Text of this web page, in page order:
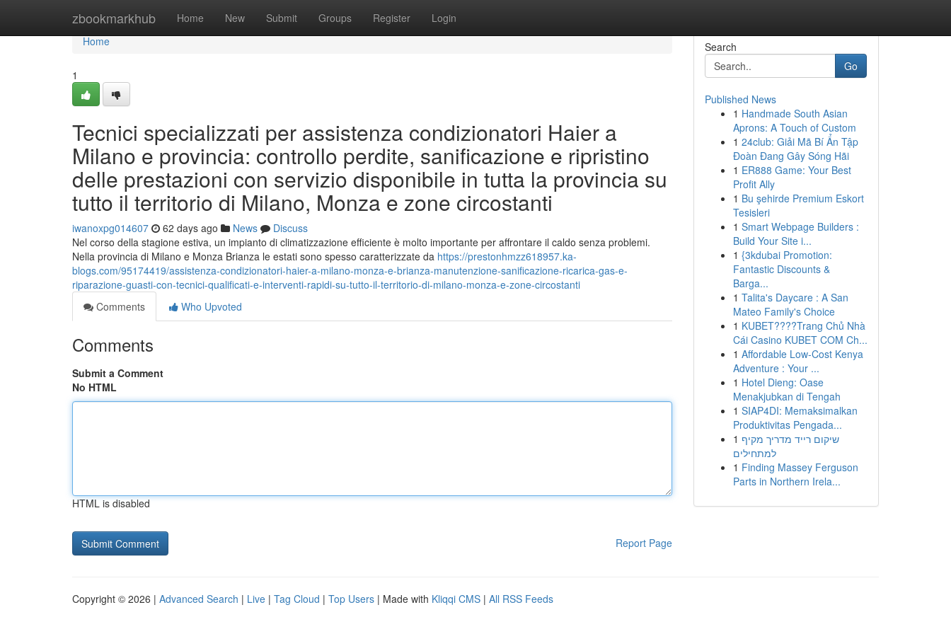
zbookmarkhub Home New Submit Groups Register Login
Home
Home
1
Tecnici specializzati per assistenza condizionatori Haier a
Milano e provincia: controllo perdite, sanificazione e ripristino
delle prestazioni con servizio disponibile in tutta la provincia su
tutto il territorio di Milano, Monza e zone circostanti
iwanoxpg014607 62 days ago News
Discuss
Nel corso della stagione estiva, un impianto di climatizzazione efficiente è molto importante per affrontare il caldo senza problemi.
Nella provincia di Milano e Monza Brianza le estati sono spesso caratterizzate da https://prestonhmzz618957.ka-
blogs.com/95174419/assistenza-condizionatori-haier-a-milano-monza-e-brianza-manutenzione-sanificazione-ricarica-gas-e-
riparazione-guasti-con-tecnici-qualificati-e-interventi-rapidi-su-tutto-il-territorio-di-milano-monza-e-zone-circostanti
Comments
Who Upvoted
Comments
Submit a Comment
No HTML
HTML is disabled
Report Page
Search
Go
Published News
1 Handmade South Asian
Aprons: A Touch of Custom
1 24club: Giải Mã Bí Ẩn Tập
Đoàn Đang Gây Sóng Hãi
1 ER888 Game: Your Best
Profit Ally
1 Bu şehirde Premium Eskort
Tesisleri
1 Smart Webpage Builders :
Build Your Site i...
1 {3kdubai Promotion:
Fantastic Discounts &
Barga...
1 Talita's Daycare : A San
Mateo Family's Choice
1 KUBET????️Trang Chủ Nhà
Cái Casino KUBET COM Ch...
1 Affordable Low-Cost Kenya
Adventure : Your ...
1 Hotel Dieng: Oase
Menakjubkan di Tengah
1 SIAP4DI: Memaksimalkan
Produktivitas Pengada...
1 שיקום רייד מדריך מקיף
למתחילים
1 Finding Massey Ferguson
Parts in Northern Irela...
Copyright © 2026 | Advanced Search | Live | Tag Cloud | Top Users | Made with Kliqqi CMS | All RSS Feeds